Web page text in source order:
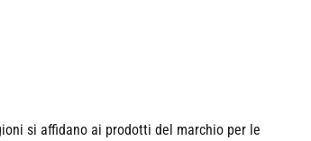
si affidano ai prodotti del marchio per le